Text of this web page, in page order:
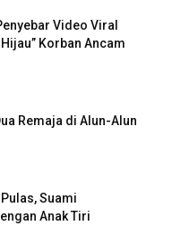
Video Viral
Korban Ancam
Remaja di Alun-Alun
Suami
Anak Tiri